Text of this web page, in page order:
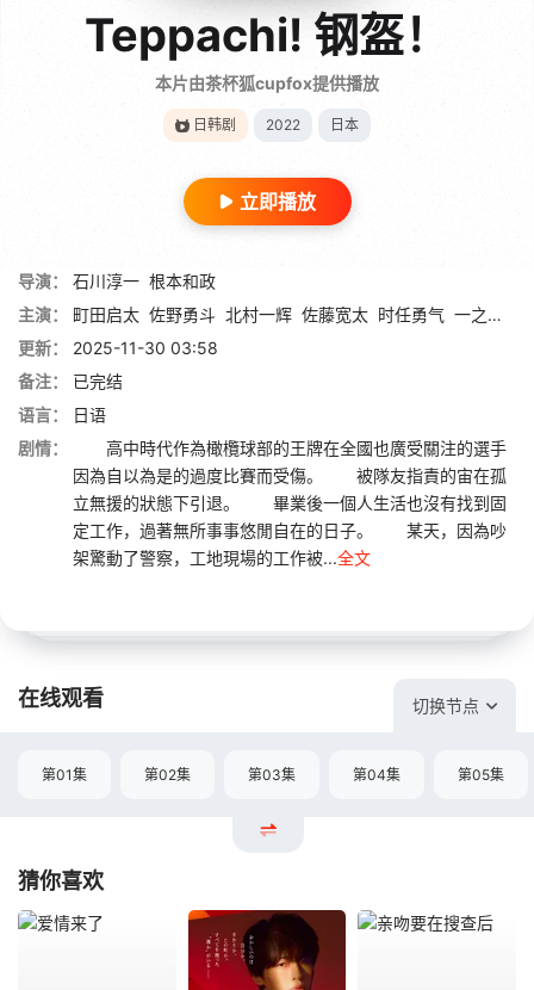
Teppachi! 钢盔！
本片由茶杯狐cupfox提供播放
日韩剧 2022 日本
立即播放
导演： 石川淳一 根本和政
主演：
町田启太 佐野勇斗 北村一辉 佐藤宽太 时任勇气 一之濑飒
更新：
2025-11-30 03:58
备注：
已完结
语言：
日语
剧情：
高中時代作為橄欖球部的王牌在全國也廣受關注的選手
因為自以為是的過度比賽而受傷。 被隊友指責的宙在孤
立無援的狀態下引退。 畢業後一個人生活也沒有找到固
定工作，過著無所事事悠閒自在的日子。 某天，因為吵
架驚動了警察，工地現場的工作被...全文
在线观看 切换节点
第01集 第02集 第03集 第04集 第05集
猜你喜欢